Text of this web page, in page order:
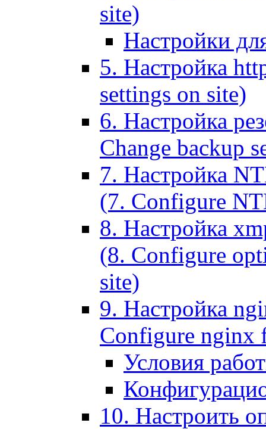
site)
Настройки
5. Настройка
settings on site)
6. Настройка
Change backup
7. Настройка
(7. Configure
8. Настройка
(8. Configure
site)
9. Настройка
Configure nginx
Условия
10. Настроить